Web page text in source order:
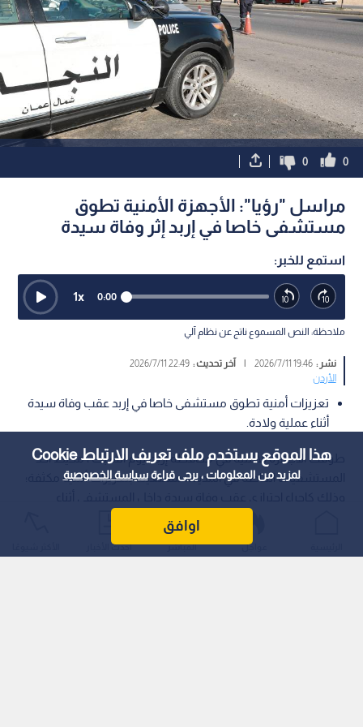
هذا الموقع يستخدم ملف تعريف الارتباط Cookie
لمزيد من المعلومات ، يرجى قراءةسياسة الخصوصية
اوافق
0
0
مراسل "رؤيا": الأجهزة الأمنية تطوق
مستشفى خاصا في إربد إثر وفاة سيدة
استمع للخبر:
0:00
1x
ملاحظة: النص المسموع ناتج عن نظام آلي
نشر :19:46 2026/7/11
| آخر تحديث :22:49 2026/7/11
الأردن
تعزيزات أمنية تطوق مستشفى خاصا في إربد عقب وفاة سيدة
أثناء عملية ولادة.
طوقت الأجهزة الأمنية في محافظة إربد، يوم السبت ، محيط أحد
المستشفيات الخاصة في المدينة، مستعينة بتعزيزات أمنية مكثفة؛
عواجل المباشر أحدث الأخبار